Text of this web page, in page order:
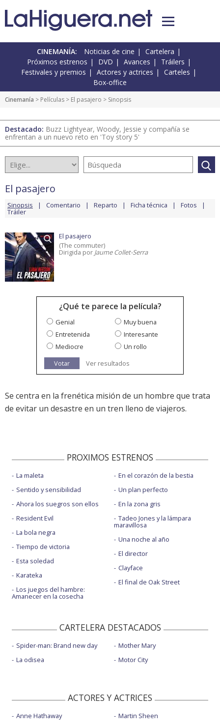
CINEMANÍA: Noticias de cine
Cartelera
Próximos estrenos
DVD Avances
Tráilers
Festivales y premios
Actores y actrices
Carteles
Box-office
Cinemanía > Películas > El pasajero > Sinopsis
Destacado: Buzz Lightyear, Woody, Jessie y compañía se
enfrentan a un nuevo reto en 'Toy story 5'
El pasajero
Sinopsis Comentario Reparto Ficha técnica Fotos
Tráiler
El pasajero
(The commuter)
Dirigida por Jaume Collet-Serra
¿Qué te parece la película?
Genial
Muy buena
Entretenida
Interesante
Mediocre
Un rollo
Votar
Ver resultados
Se centra en la frenética misión de un hombre que trata
de evitar un desastre en un tren lleno de viajeros.
PROXIMOS ESTRENOS
La maleta
Sentido y sensibilidad
Ahora los suegros son ellos
Resident Evil
La bola negra
Tiempo de victoria
Esta soledad
Karateka
Los juegos del hambre:
Amanecer en la cosecha
En el corazón de la bestia
Un plan perfecto
En la zona gris
Tadeo Jones y la lámpara
maravillosa
Una noche al año
El director
Clayface
El final de Oak Street
CARTELERA DESTACADOS
Spider-man: Brand new day
La odisea
Mother Mary
Motor City
ACTORES Y ACTRICES
Anne Hathaway
Martin Sheen